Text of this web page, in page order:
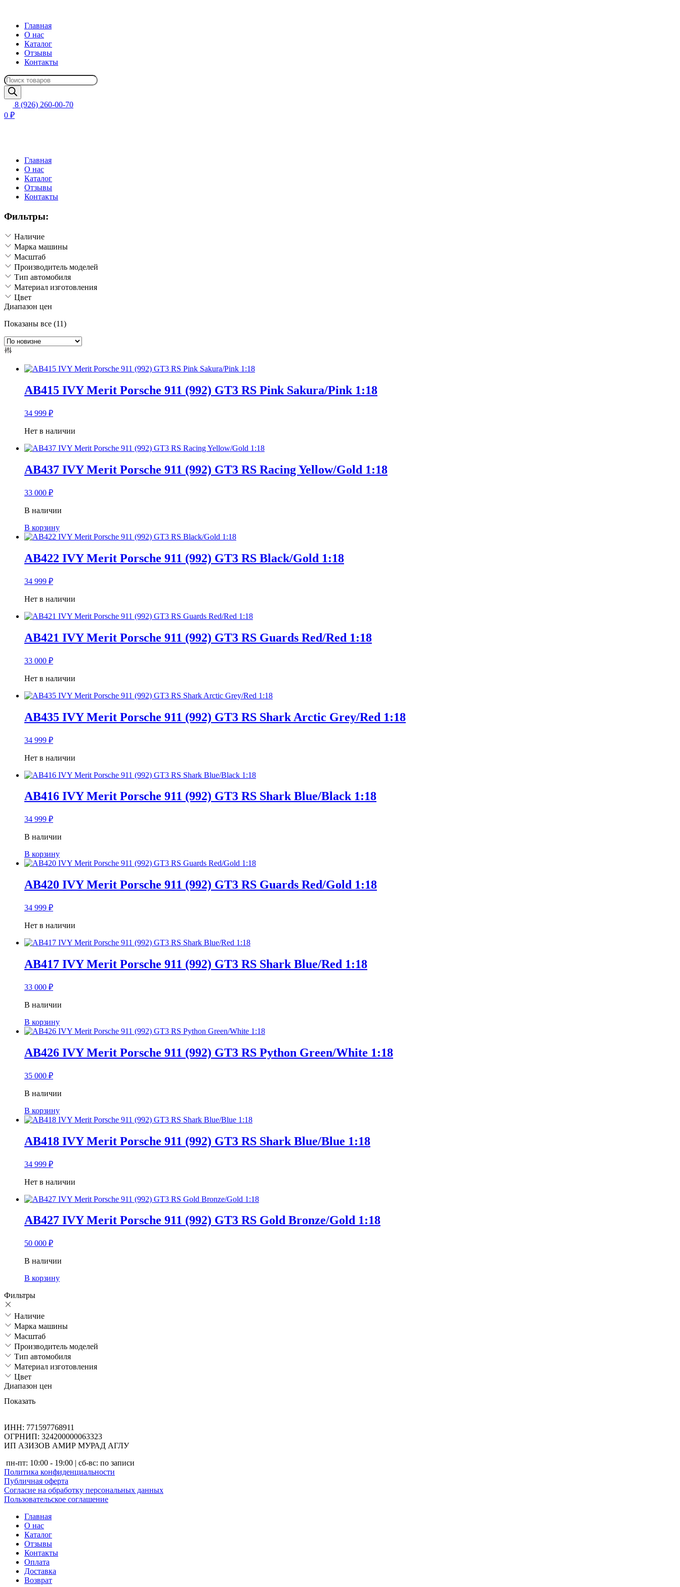
Главная
О нас
Каталог
Отзывы
Контакты
Поиск
товаров
8 (926) 260-00-70
0 ₽
Главная
О нас
Каталог
Отзывы
Контакты
Фильтры:
Наличие
Марка машины
Масштаб
Производитель моделей
Тип автомобиля
Материал изготовления
Цвет
Диапазон цен
Показаны все (11)Сортировка:
недавние
AB415 IVY Merit Porsche 911 (992) GT3 RS Pink Sakura/Pink 1:18
34 999 ₽
Нет в наличии
AB437 IVY Merit Porsche 911 (992) GT3 RS Racing Yellow/Gold 1:18
33 000 ₽
В наличии
В корзину
AB422 IVY Merit Porsche 911 (992) GT3 RS Black/Gold 1:18
34 999 ₽
Нет в наличии
AB421 IVY Merit Porsche 911 (992) GT3 RS Guards Red/Red 1:18
33 000 ₽
Нет в наличии
AB435 IVY Merit Porsche 911 (992) GT3 RS Shark Arctic Grey/Red 1:18
34 999 ₽
Нет в наличии
AB416 IVY Merit Porsche 911 (992) GT3 RS Shark Blue/Black 1:18
34 999 ₽
В наличии
В корзину
AB420 IVY Merit Porsche 911 (992) GT3 RS Guards Red/Gold 1:18
34 999 ₽
Нет в наличии
AB417 IVY Merit Porsche 911 (992) GT3 RS Shark Blue/Red 1:18
33 000 ₽
В наличии
В корзину
AB426 IVY Merit Porsche 911 (992) GT3 RS Python Green/White 1:18
35 000 ₽
В наличии
В корзину
AB418 IVY Merit Porsche 911 (992) GT3 RS Shark Blue/Blue 1:18
34 999 ₽
Нет в наличии
AB427 IVY Merit Porsche 911 (992) GT3 RS Gold Bronze/Gold 1:18
50 000 ₽
В наличии
В корзину
Фильтры
Наличие
Марка машины
Масштаб
Производитель моделей
Тип автомобиля
Материал изготовления
Цвет
Диапазон цен
Показать
ИНН: 771597768911
ОГРНИП: 324200000063323
ИП АЗИЗОВ АМИР МУРАД АГЛУ
пн-пт: 10:00 - 19:00 | сб-вс: по записи
Политика конфиденциальности
Публичная оферта
Согласие на обработку персональных данных
Пользовательское соглашение
Главная
О нас
Каталог
Отзывы
Контакты
Оплата
Доставка
Возврат